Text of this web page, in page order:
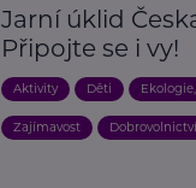
Jarní úklid
Připojte se i vy!
Aktivity Děti
Zajímavost Dobrovolnictví